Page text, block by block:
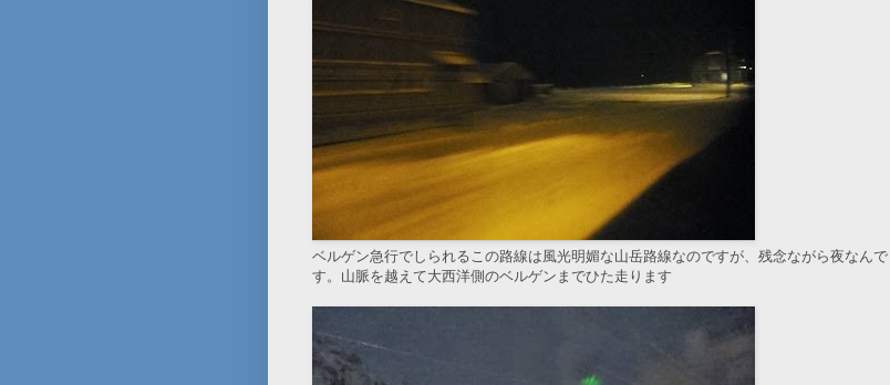
ベルゲン急行でしられるこの路線は風光明媚な山岳路線なのですが、残念ながら夜なんで
す。山脈を越えて大西洋側のベルゲンまでひた走ります